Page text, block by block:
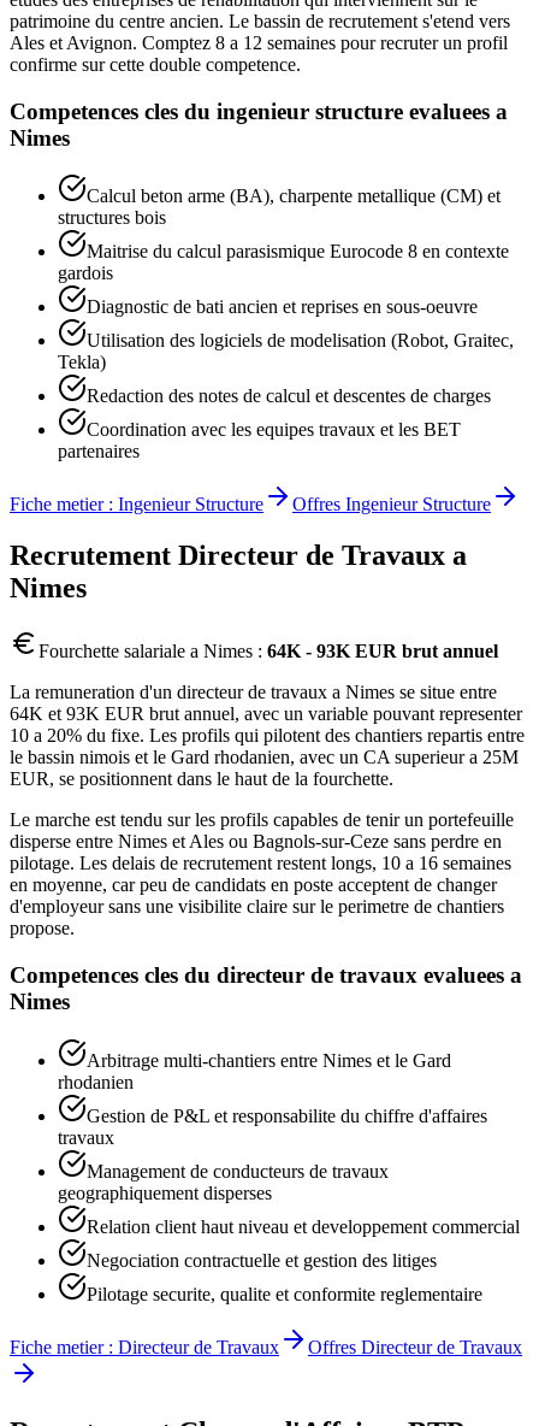
patrimoine du centre ancien. Le bassin de recrutement s'etend vers
Ales et Avignon. Comptez 8 a 12 semaines pour recruter un profil
confirme sur cette double competence.
Competences cles du ingenieur structure evaluees a
Nimes
Calcul beton arme (BA), charpente metallique (CM) et
structures bois
Maitrise du calcul parasismique Eurocode 8 en contexte
gardois
Diagnostic de bati ancien et reprises en sous-oeuvre
Utilisation des logiciels de modelisation (Robot, Graitec,
Tekla)
Redaction des notes de calcul et descentes de charges
Coordination avec les equipes travaux et les BET
partenaires
Fiche metier : Ingenieur Structure Offres Ingenieur Structure
Recrutement Directeur de Travaux a
Nimes
Fourchette salariale a Nimes : 64K - 93K EUR brut annuel
La remuneration d'un directeur de travaux a Nimes se situe entre
64K et 93K EUR brut annuel, avec un variable pouvant representer
10 a 20% du fixe. Les profils qui pilotent des chantiers repartis entre
le bassin nimois et le Gard rhodanien, avec un CA superieur a 25M
EUR, se positionnent dans le haut de la fourchette.
Le marche est tendu sur les profils capables de tenir un portefeuille
disperse entre Nimes et Ales ou Bagnols-sur-Ceze sans perdre en
pilotage. Les delais de recrutement restent longs, 10 a 16 semaines
en moyenne, car peu de candidats en poste acceptent de changer
d'employeur sans une visibilite claire sur le perimetre de chantiers
propose.
Competences cles du directeur de travaux evaluees a
Nimes
Arbitrage multi-chantiers entre Nimes et le Gard
rhodanien
Gestion de P&L et responsabilite du chiffre d'affaires
travaux
Management de conducteurs de travaux
geographiquement disperses
Relation client haut niveau et developpement commercial
Negociation contractuelle et gestion des litiges
Pilotage securite, qualite et conformite reglementaire
Fiche metier : Directeur de Travaux Offres Directeur de Travaux